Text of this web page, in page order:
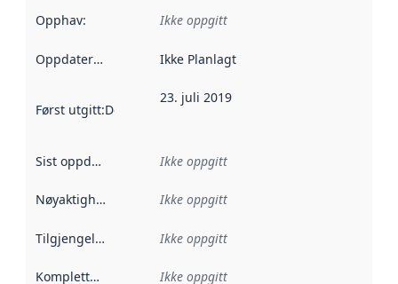
Opphav: Ikke oppgitt
Oppdateringsfrekvens :
Ikke Planlagt
Først utgitt:Denne datoen sier når dataene i dette
23. juli 2019
Sist oppdatert Ikke oppgitt
Nøyaktighet Ikke oppgitt
Tilgjengelighet Ikke oppgitt
Kompletthet Ikke oppgitt